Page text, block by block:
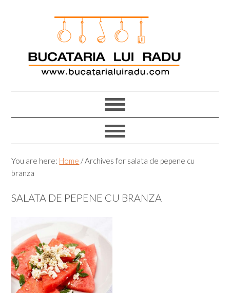
You are here: Home /Archives for salata de pepene cu
branza
SALATA DE PEPENE CU BRANZA